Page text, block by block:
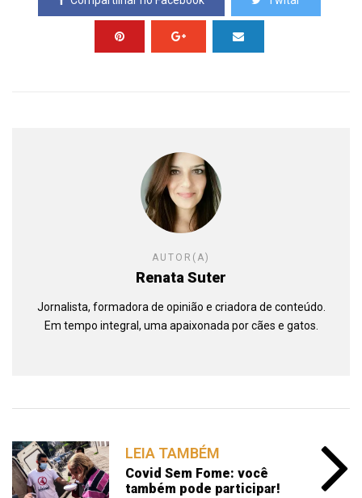
AUTOR(A)
Renata Suter
Jornalista, formadora de opinião e criadora de conteúdo.
Em tempo integral, uma apaixonada por cães e gatos.
LEIA TAMBÉM
Covid Sem Fome: você
também pode participar!